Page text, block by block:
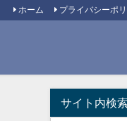
ホーム プライバシーポ
サイト内検索